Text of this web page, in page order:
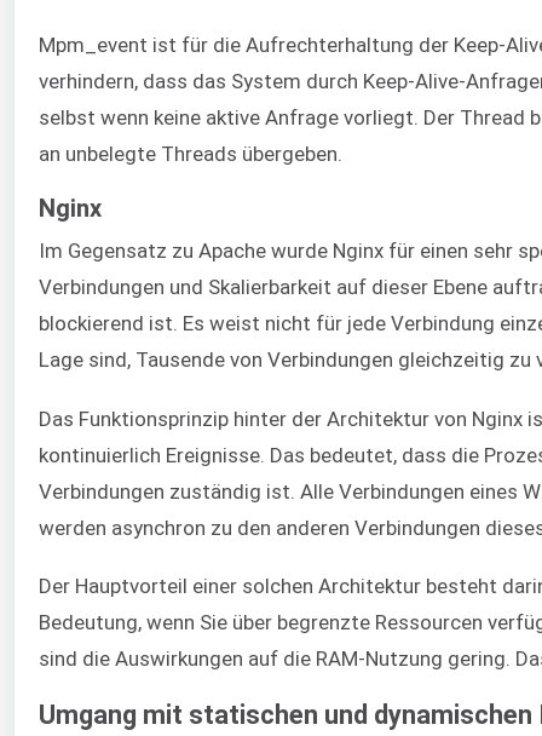
Mpm_event ist für die Aufrechterhaltung der Keep-
verhindern, dass das System durch Keep-Alive-
selbst wenn keine aktive Anfrage vorliegt. Der Thread
an unbelegte Threads übergeben.
Nginx
Im Gegensatz zu Apache wurde Nginx für einen sehr
Verbindungen und Skalierbarkeit auf dieser Ebene
blockierend ist. Es weist nicht für jede Verbindung
Lage sind, Tausende von Verbindungen gleichzeitig zu
Das Funktionsprinzip hinter der Architektur von
kontinuierlich Ereignisse. Das bedeutet, dass die
Verbindungen zuständig ist. Alle Verbindungen eines
werden asynchron zu den anderen Verbindungen
Der Hauptvorteil einer solchen Architektur besteht
Bedeutung, wenn Sie über begrenzte Ressourcen
sind die Auswirkungen auf die RAM-Nutzung gering.
Umgang mit statischen und dynamischen